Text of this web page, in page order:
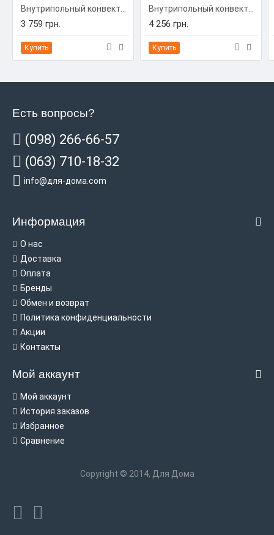
3 759 грн.
Купить
4 256 грн.
Купить
Есть вопросы?
(098) 266-66-57
(063) 710-18-32
info@для-дома.com
Информация
О нас
Доставка
Оплата
Бренды
Обмен и возврат
Политика конфиденциальности
Акции
Контакты
Мой аккаунт
Мой аккаунт
История заказов
Избранное
Сравнение
Copyright © 2014, Для Дома